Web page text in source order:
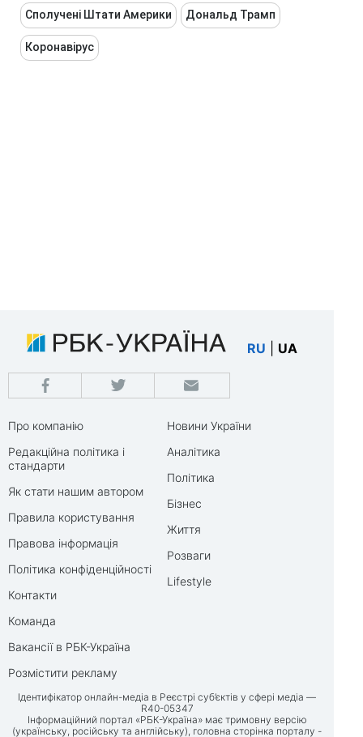
Сполучені Штати Америки Дональд Трамп
Коронавірус
RU UA
Про компанію
Редакційна політика і
стандарти
Як стати нашим автором
Правила користування
Правова інформація
Політика конфіденційності
Контакти
Команда
Вакансії в РБК-Україна
Розмістити рекламу
Новини України
Аналітика
Політика
Бізнес
Життя
Розваги
Lifestyle
Ідентифікатор онлайн-медіа в Реєстрі суб’єктів у сфері медіа —
R40-05347
Інформаційний портал «РБК-Україна» має тримовну версію
(українську, російську та англійську), головна сторінка порталу -